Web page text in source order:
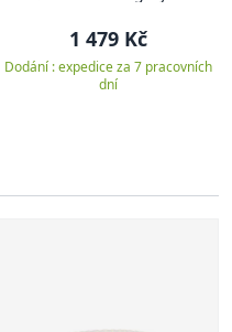
1 479 Kč
Dodání : expedice za 7 pracovních
dní